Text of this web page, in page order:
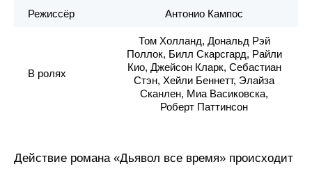
Режиссёр Антонио Кампос
В ролях
Том Холланд, Дональд Рэй
Поллок, Билл Скарсгард, Райли
Кио, Джейсон Кларк, Себастиан
Стэн, Хейли Беннетт, Элайза
Сканлен, Миа Васиковска,
Роберт Паттинсон
Действие романа «Дьявол все время» происходит